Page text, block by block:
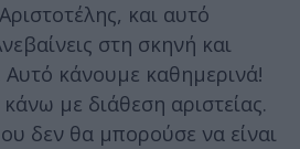
και αυτό
στη σκηνή και
Αυτό κάνουμε καθημερινά!
με διάθεση αριστείας.
δεν θα μπορούσε να είναι